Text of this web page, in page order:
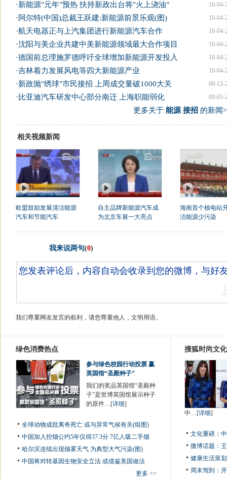
10-04-
·新能源"元年"预热 扶持新政出台将"火上浇油"
10-04-
·阿尔特(中国)总裁王跃建:新能源前景乐观(图)
10-04-
·航天电器正与上汽集团进行新能源汽车合作
10-04-
·沈阳与美企业共建中美新能源领域最大合作项目
10-04-
·德国前总理施罗德呼吁全球增加新能源开发投入
10-04-
·吉林着力发展风电等四大新能源产业
08-12-
·新政抛"绣球"市民接招 上周成交量破1000大关
09-05-
·比亚迪汽车研发中心部分南迁 上海职能弱化
更多关于 能源 接招的新闻
相关视频新闻
欧盟鼓励发展清洁能源
汽车和节能汽车
自主品牌新能源汽车成
为北京车展一大亮点
海南首个核电站
洁能源少污染
我来说两句(0)
我们尊重网友发言的权利，请您尊重他人，文明用语。
绿色消费热点
参与绿色校园行动投票 赢
英国馆“圣殿种子”
我们的奖品英国馆“圣殿种
子”是世博英国馆展示种子
的原件…[详细]
全球动物成批离奇死亡 或与异常气候有关(组图)
中国加入控烟公约5年仅得37.3分 7亿人吸二手烟
哈尔滨连续出现烟雾天气 为典型大气污染(图)
中国将对转基因生物安全立法 或借鉴美国做法
更多 >>
搜狐时尚文
中…[详细]
文化重磅：
微博话题：
健康生活策
周末驾到：